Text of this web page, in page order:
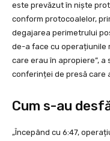
este prevăzut în niște
conform protocoalelor,
degajarea perimetrului
de-a face cu operațiunile
care erau în apropiere”, a
conferinței de presă care
Cum s-au
„Începând cu 6:47,